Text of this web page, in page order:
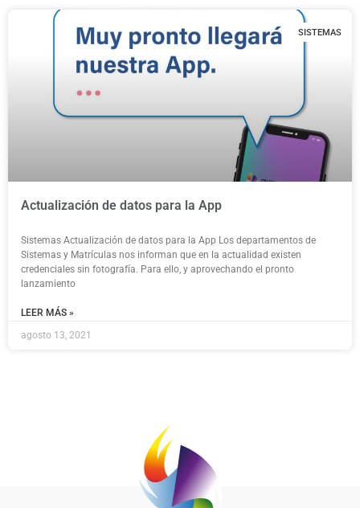
SISTEMAS
Actualización de datos para la App
Sistemas Actualización de datos para la App Los departamentos de
Sistemas y Matrículas nos informan que en la actualidad existen
credenciales sin fotografía. Para ello, y aprovechando el pronto
lanzamiento
LEER MÁS »
agosto 13, 2021